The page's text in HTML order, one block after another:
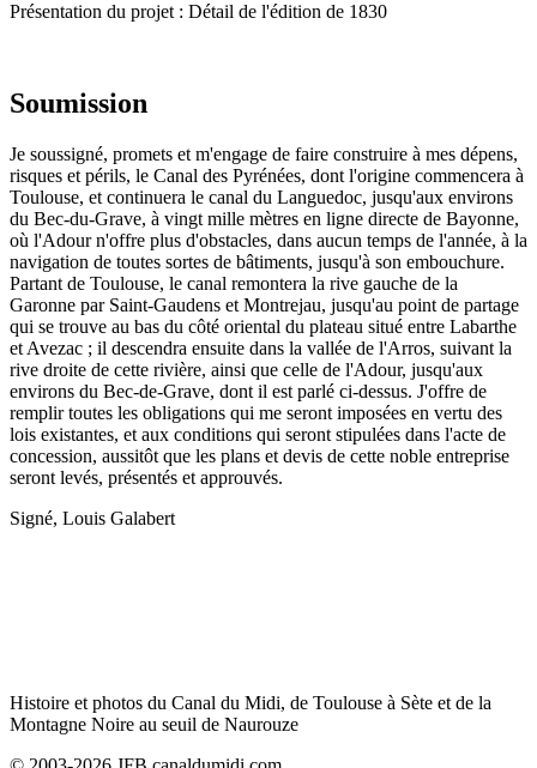
Présentation du projet : Détail de l'édition de 1830
Soumission
Je soussigné, promets et m'engage de faire construire à mes dépens,
risques et périls, le Canal des Pyrénées, dont l'origine commencera à
Toulouse, et continuera le canal du Languedoc, jusqu'aux environs
du Bec-du-Grave, à vingt mille mètres en ligne directe de Bayonne,
où l'Adour n'offre plus d'obstacles, dans aucun temps de l'année, à la
navigation de toutes sortes de bâtiments, jusqu'à son embouchure.
Partant de Toulouse, le canal remontera la rive gauche de la
Garonne par Saint-Gaudens et Montrejau, jusqu'au point de partage
qui se trouve au bas du côté oriental du plateau situé entre Labarthe
et Avezac ; il descendra ensuite dans la vallée de l'Arros, suivant la
rive droite de cette rivière, ainsi que celle de l'Adour, jusqu'aux
environs du Bec-de-Grave, dont il est parlé ci-dessus. J'offre de
remplir toutes les obligations qui me seront imposées en vertu des
lois existantes, et aux conditions qui seront stipulées dans l'acte de
concession, aussitôt que les plans et devis de cette noble entreprise
seront levés, présentés et approuvés.
Signé, Louis Galabert
Histoire et photos du Canal du Midi, de Toulouse à Sète et de la
Montagne Noire au seuil de Naurouze